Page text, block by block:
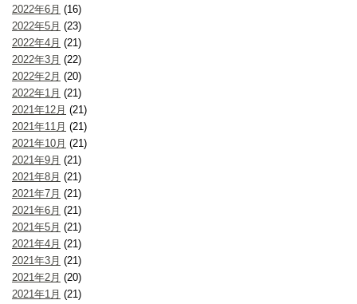
2022年6月 (16)
2022年5月 (23)
2022年4月 (21)
2022年3月 (22)
2022年2月 (20)
2022年1月 (21)
2021年12月 (21)
2021年11月 (21)
2021年10月 (21)
2021年9月 (21)
2021年8月 (21)
2021年7月 (21)
2021年6月 (21)
2021年5月 (21)
2021年4月 (21)
2021年3月 (21)
2021年2月 (20)
2021年1月 (21)